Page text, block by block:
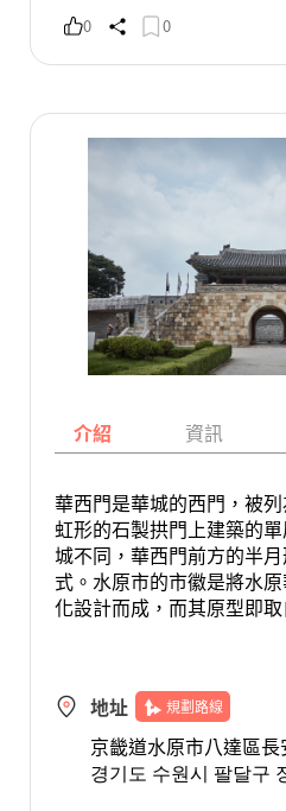
0 0
介紹 資訊
華西門是華城的西門，被
虹形的石製拱門上建築的
城不同，華西門前方的半
式。水原市的市徽是將水
化設計而成，而其原型即取
地址 規劃路線
京畿道水原市八達區
경기도 수원시 팔달구